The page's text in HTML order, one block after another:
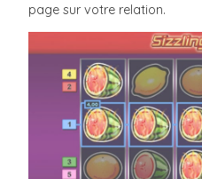
page sur votre relation.